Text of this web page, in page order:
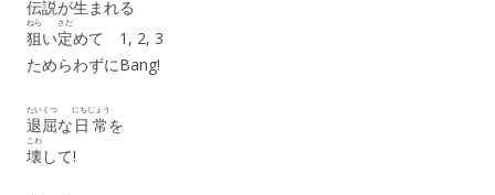
伝説が生まれる
狙
ねら
い定
さだ
めて 1, 2, 3
ためらわずにBang!
退屈
たいくつ
な 日常
にちじょう
を
壊
こわ
して!